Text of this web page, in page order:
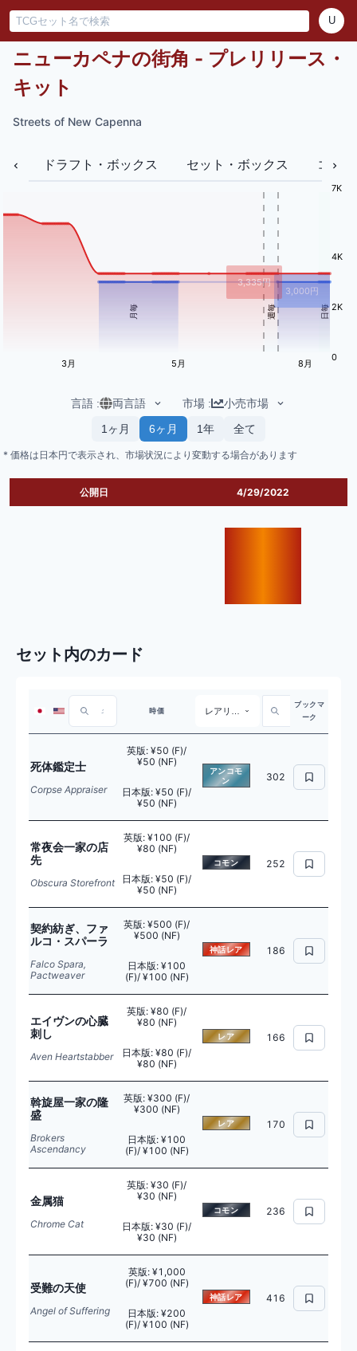
U
ニューカペナの街角 - プレリリース・
キット
Streets of New Capenna
ドラフト・ボックス セット・ボックス コレ
月毎 週毎 日毎
0
2K
4K
7K
3月 5月 8月
3,000円
3,335円
言語 : 両言語 市場 :
小売市場
1ヶ月
6ヶ月 1年 全て
* 価格は日本円で表示され、市場状況により変動する場合があります
公開日 4/29/2022
セット内のカード
時価 レアリティ
ブックマ
ーク
死体鑑定士
Corpse Appraiser
英版: ¥50 (F)/
¥50 (NF)
日本版: ¥50 (F)/
¥50 (NF)
アンコモ
ン
302
常夜会一家の店
先
Obscura Storefront
英版: ¥100 (F)/
¥80 (NF)
日本版: ¥50 (F)/
¥50 (NF)
コモン 252
契約紡ぎ、ファ
ルコ・スパーラ
Falco Spara,
Pactweaver
英版: ¥500 (F)/
¥500 (NF)
日本版: ¥100
(F)/ ¥100 (NF)
神話レア 186
エイヴンの心臓
刺し
Aven Heartstabber
英版: ¥80 (F)/
¥80 (NF)
日本版: ¥80 (F)/
¥80 (NF)
レア 166
斡旋屋一家の隆
盛
Brokers
Ascendancy
英版: ¥300 (F)/
¥300 (NF)
日本版: ¥100
(F)/ ¥100 (NF)
レア 170
金属猫
Chrome Cat
英版: ¥30 (F)/
¥30 (NF)
日本版: ¥30 (F)/
¥30 (NF)
コモン 236
受難の天使
Angel of Suffering
英版: ¥1,000
(F)/ ¥700 (NF)
日本版: ¥200
(F)/ ¥100 (NF)
神話レア 416